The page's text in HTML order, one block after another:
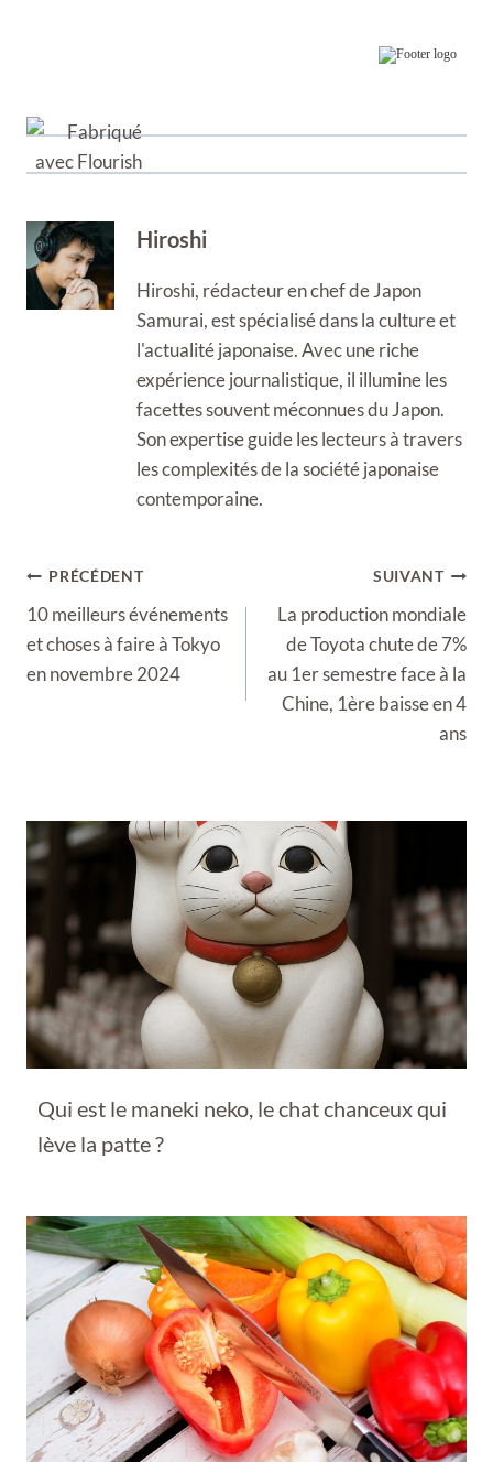
Hiroshi
Hiroshi, rédacteur en chef de Japon
Samurai, est spécialisé dans la culture et
l'actualité japonaise. Avec une riche
expérience journalistique, il illumine les
facettes souvent méconnues du Japon.
Son expertise guide les lecteurs à travers
les complexités de la société japonaise
contemporaine.
Navigation
de
l’article
PRÉCÉDENT
10 meilleurs événements
et choses à faire à Tokyo
en novembre 2024
SUIVANT
La production mondiale
de Toyota chute de 7%
au 1er semestre face à la
Chine, 1ère baisse en 4
ans
Qui est le maneki neko, le chat chanceux qui
lève la patte ?